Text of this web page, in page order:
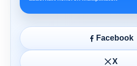
Facebook
X